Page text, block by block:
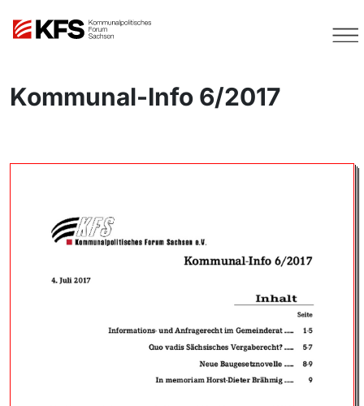
Kommunal-Info 6/2017